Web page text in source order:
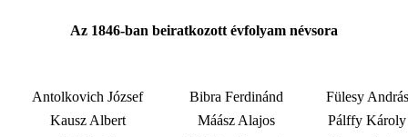
Az 1846-ban beiratkozott évfolyam névsora
Antolkovich József Bibra Ferdinánd
Fülesy András
Kausz Albert
Máász Alajos
Pálffy Károly